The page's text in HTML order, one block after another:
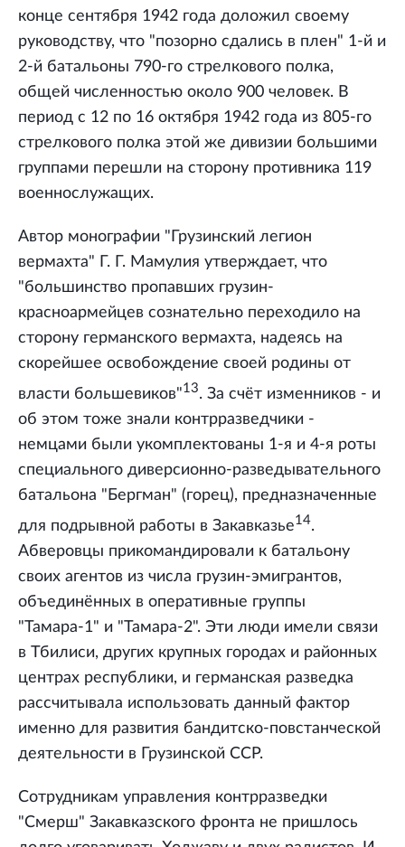
конце сентября 1942 года доложил своему
руководству, что "позорно сдались в плен" 1-й и
2-й батальоны 790-го стрелкового полка,
общей численностью около 900 человек. В
период с 12 по 16 октября 1942 года из 805-го
стрелкового полка этой же дивизии большими
группами перешли на сторону противника 119
военнослужащих.
Автор монографии "Грузинский легион
вермахта" Г. Г. Мамулия утверждает, что
"большинство пропавших грузин-
красноармейцев сознательно переходило на
сторону германского вермахта, надеясь на
скорейшее освобождение своей родины от
власти большевиков"13. За счёт изменников - и
об этом тоже знали контрразведчики -
немцами были укомплектованы 1-я и 4-я роты
специального диверсионно-разведывательного
батальона "Бергман" (горец), предназначенные
для подрывной работы в Закавказье14.
Абверовцы прикомандировали к батальону
своих агентов из числа грузин-эмигрантов,
объединённых в оперативные группы
"Тамара-1" и "Тамара-2". Эти люди имели связи
в Тбилиси, других крупных городах и районных
центрах республики, и германская разведка
рассчитывала использовать данный фактор
именно для развития бандитско-повстанческой
деятельности в Грузинской ССР.
Сотрудникам управления контрразведки
"Смерш" Закавказского фронта не пришлось